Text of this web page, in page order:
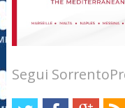
Segui